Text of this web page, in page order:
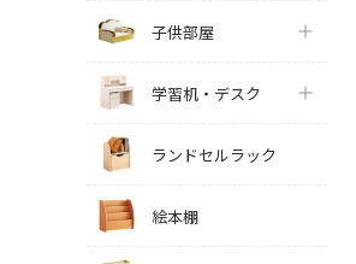
子供部屋
学習机・デスク
ランドセルラック
絵本棚